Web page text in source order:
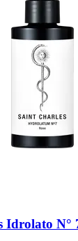
Idrolato N°